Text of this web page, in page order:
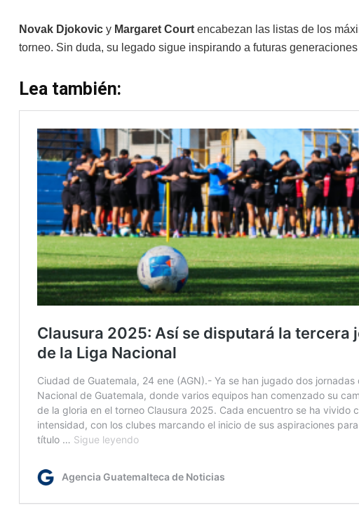
Novak Djokovic y Margaret Court encabezan las listas de los
torneo. Sin duda, su legado sigue inspirando a futuras
Lea también: